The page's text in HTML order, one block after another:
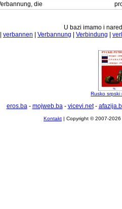
die
U bazi imamo i
verbannen Verbannung Verbindung
Rusko srpski
eros.ba- mojweb.ba- vicevi.net-
Kontakt | Copyright © 2007-2026